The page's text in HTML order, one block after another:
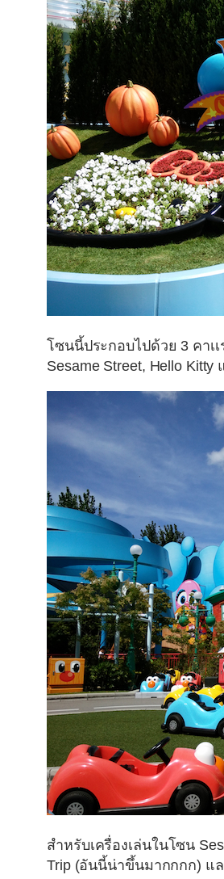
โซนนี้ประกอบไปด้วย 3 คาเ
Sesame Street, Hello Kitty
สำหรับเครื่องเล่นในโซน
Trip (อันนี้น่าขึ้นมากกกก) แล